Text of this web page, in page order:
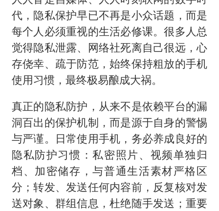
代，隐私保护早已不再是小众话题，而是
每个人必须重视的生活必修课。很多人总
觉得隐私泄露、网络社死离自己很远，心
存侥幸、疏于防范，始终保持粗放的手机
使用习惯，最终极易酿成大祸。
真正的隐私防护，从来不是依赖平台的漏
洞百出的保护机制，而是源于自身的警惕
与严谨。日常使用手机，务必养成良好的
隐私防护习惯：私密照片、视频单独归
档、加密储存，与普通生活素材严格区
分；转发、发送任何内容前，反复核对发
送对象、群组信息，杜绝随手发送；重要